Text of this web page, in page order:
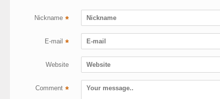
Nickname *
E-mail *
Website
Comment *